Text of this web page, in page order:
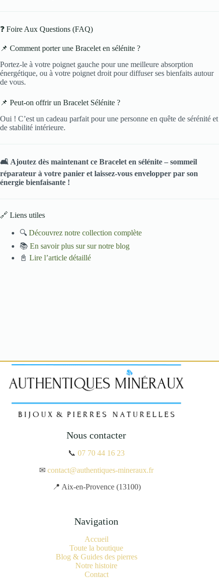
❓ Foire Aux Questions (FAQ)
📌 Comment porter une Bracelet en sélénite ?
Portez-le à votre poignet gauche pour une meilleure absorption
énergétique, ou à votre poignet droit pour diffuser ses bienfaits autour
de vous.
📌 Peut-on offrir un Bracelet Sélénite ?
Oui ! C’est un cadeau parfait pour une personne en quête de sérénité et
de stabilité intérieure.
🛋️ Ajoutez dès maintenant ce Bracelet en sélénite – sommeil
réparateur à votre panier et laissez-vous envelopper par son
énergie bienfaisante !
🔗 Liens utiles
🔍 Découvrez notre collection complète
📚 En savoir plus sur sur notre blog
📓 Lire l’article détaillé
Nous contacter
📞07 70 44 16 23
✉contact@authentiques-mineraux.fr
📍 Aix-en-Provence (13100)
Navigation
Accueil
Toute la boutique
Blog & Guides des pierres
Notre histoire
Contact